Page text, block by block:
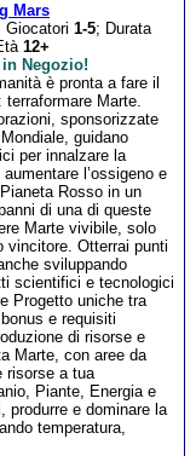
Mars
Giocatori 1-5; Durata
12+
Negozio!
è pronta a fare il
terraformare Marte.
sponsorizzate
guidano
per innalzare la
l’ossigeno e
Rosso in un
di una di queste
Marte vivibile, solo
vincitore. Otterrai punti
sviluppando
scientifici e tecnologici
Progetto uniche tra
e requisiti
di risorse e
Marte, con aree da
risorse a tua
Piante, Energia e
produrre e dominare la
temperatura,